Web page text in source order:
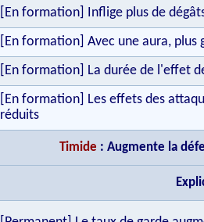
[En formation] Inflige plus de
[En formation] Avec une aura, plus
[En formation] La durée de l'effet
[En formation] Les effets des
réduits
Timide : Augmente la